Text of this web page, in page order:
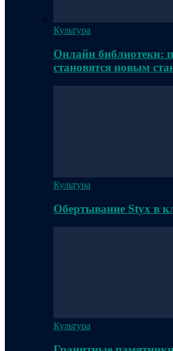
Культура
Онлайн библиотеки:
становятся новым
Культура
Обертывание Styx в
Культура